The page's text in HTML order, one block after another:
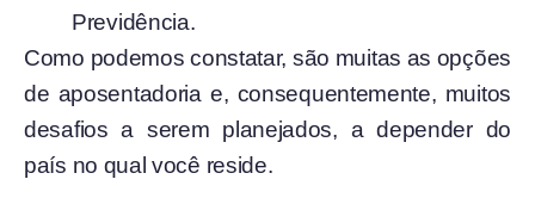
Previdência.
Como podemos constatar, são muitas as opções
de aposentadoria e, consequentemente, muitos
desafios a serem planejados, a depender do
país no qual você reside.